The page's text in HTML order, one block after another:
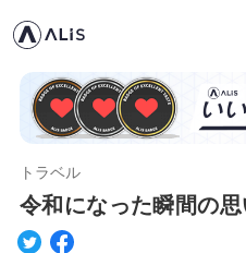
トラベル
令和になった瞬間の思